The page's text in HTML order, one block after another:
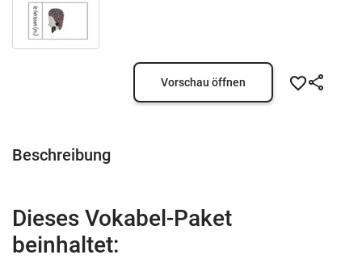
Vorschau öffnen
Beschreibung
Dieses Vokabel-Paket
beinhaltet: